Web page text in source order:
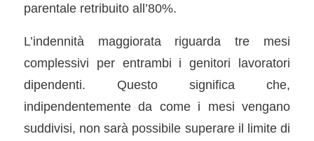
parentale retribuito all’80%.
L’indennità maggiorata riguarda tre mesi
complessivi per entrambi i genitori lavoratori
dipendenti. Questo significa che,
indipendentemente da come i mesi vengano
suddivisi, non sarà possibile superare il limite di